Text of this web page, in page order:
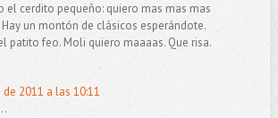
el cerdito pequeño: quiero mas mas mas
un montón de clásicos esperándote.
patito feo. Moli quiero maaaas. Que risa.
2011 a las 10:11